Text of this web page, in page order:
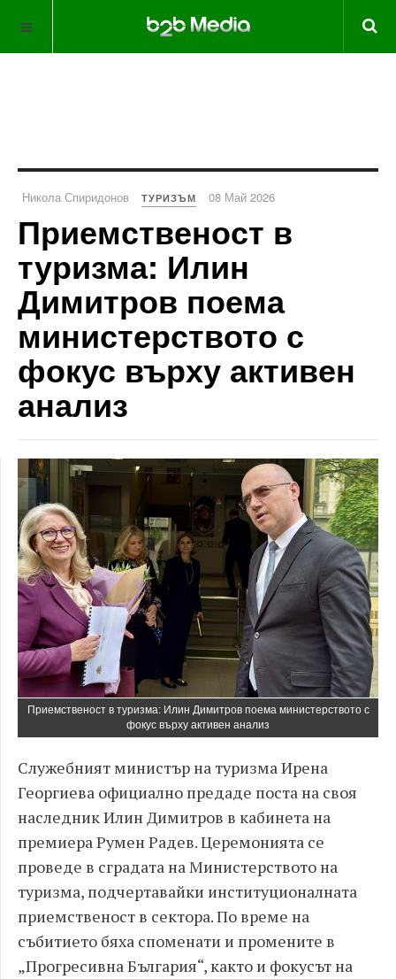
Никола Спиридонов ТУРИЗЪМ 08 Май 2026
Приемственост в
туризма: Илин
Димитров поема
министерството с
фокус върху активен
анализ
Приемственост в туризма: Илин Димитров поема министерството с
фокус върху активен анализ
Служебният министър на туризма Ирена
Георгиева официално предаде поста на своя
наследник Илин Димитров в кабинета на
премиера Румен Радев. Церемонията се
проведе в сградата на Министерството на
туризма, подчертавайки институционалната
приемственост в сектора. По време на
събитието бяха споменати и промените в
„Прогресивна България“, както и фокусът на